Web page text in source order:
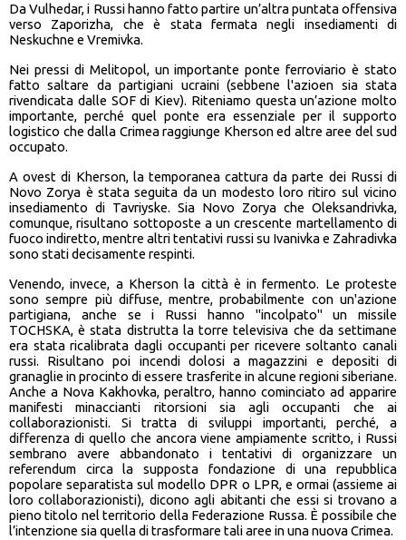
Da Vulhedar, i Russi hanno fatto partire un’altra puntata offensiva
verso Zaporizha, che è stata fermata negli insediamenti di
Neskuchne e Vremivka.
Nei pressi di Melitopol, un importante ponte ferroviario è stato
fatto saltare da partigiani ucraini (sebbene l'azioen sia stata
rivendicata dalle SOF di Kiev). Riteniamo questa un’azione molto
importante, perché quel ponte era essenziale per il supporto
logistico che dalla Crimea raggiunge Kherson ed altre aree del sud
occupato.
A ovest di Kherson, la temporanea cattura da parte dei Russi di
Novo Zorya è stata seguita da un modesto loro ritiro sul vicino
insediamento di Tavriyske. Sia Novo Zorya che Oleksandrivka,
comunque, risultano sottoposte a un crescente martellamento di
fuoco indiretto, mentre altri tentativi russi su Ivanivka e Zahradivka
sono stati decisamente respinti.
Venendo, invece, a Kherson la città è in fermento. Le proteste
sono sempre più diffuse, mentre, probabilmente con un'azione
partigiana, anche se i Russi hanno "incolpato" un missile
TOCHSKA, è stata distrutta la torre televisiva che da settimane
era stata ricalibrata dagli occupanti per ricevere soltanto canali
russi. Risultano poi incendi dolosi a magazzini e depositi di
granaglie in procinto di essere trasferite in alcune regioni siberiane.
Anche a Nova Kakhovka, peraltro, hanno cominciato ad apparire
manifesti minaccianti ritorsioni sia agli occupanti che ai
collaborazionisti. Si tratta di sviluppi importanti, perché, a
differenza di quello che ancora viene ampiamente scritto, i Russi
sembrano avere abbandonato i tentativi di organizzare un
referendum circa la supposta fondazione di una repubblica
popolare separatista sul modello DPR o LPR, e ormai (assieme ai
loro collaborazionisti), dicono agli abitanti che essi si trovano a
pieno titolo nel territorio della Federazione Russa. È possibile che
l’intenzione sia quella di trasformare tali aree in una nuova Crimea.